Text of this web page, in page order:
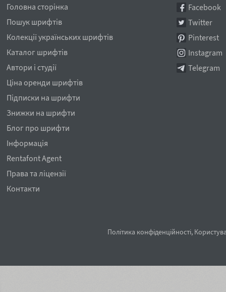
Головна сторінка
Пошук шрифтів
Колекції українських шрифтів
Каталог шрифтів
Автори і студії
Ціна оренди шрифтів
Підписки на шрифти
Знижки на шрифти
Блог про шрифти
Інформація
Rentafont Agent
Права та ліцензії
Контакти
Facebook
Twitter
Pinterest
Instagram
Telegram
Політика конфіденційності,